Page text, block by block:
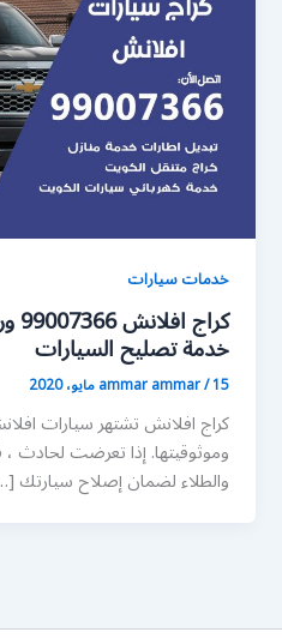
خدمات سيارات
خدمة تصليح السيارات
ammar ammar/15 مايو، 2020
كراج افلانش تشتهر سيارات
وموثوقيتها. إذا تعرضت لحادث
والطلاء لضمان إصلاح سيارتك